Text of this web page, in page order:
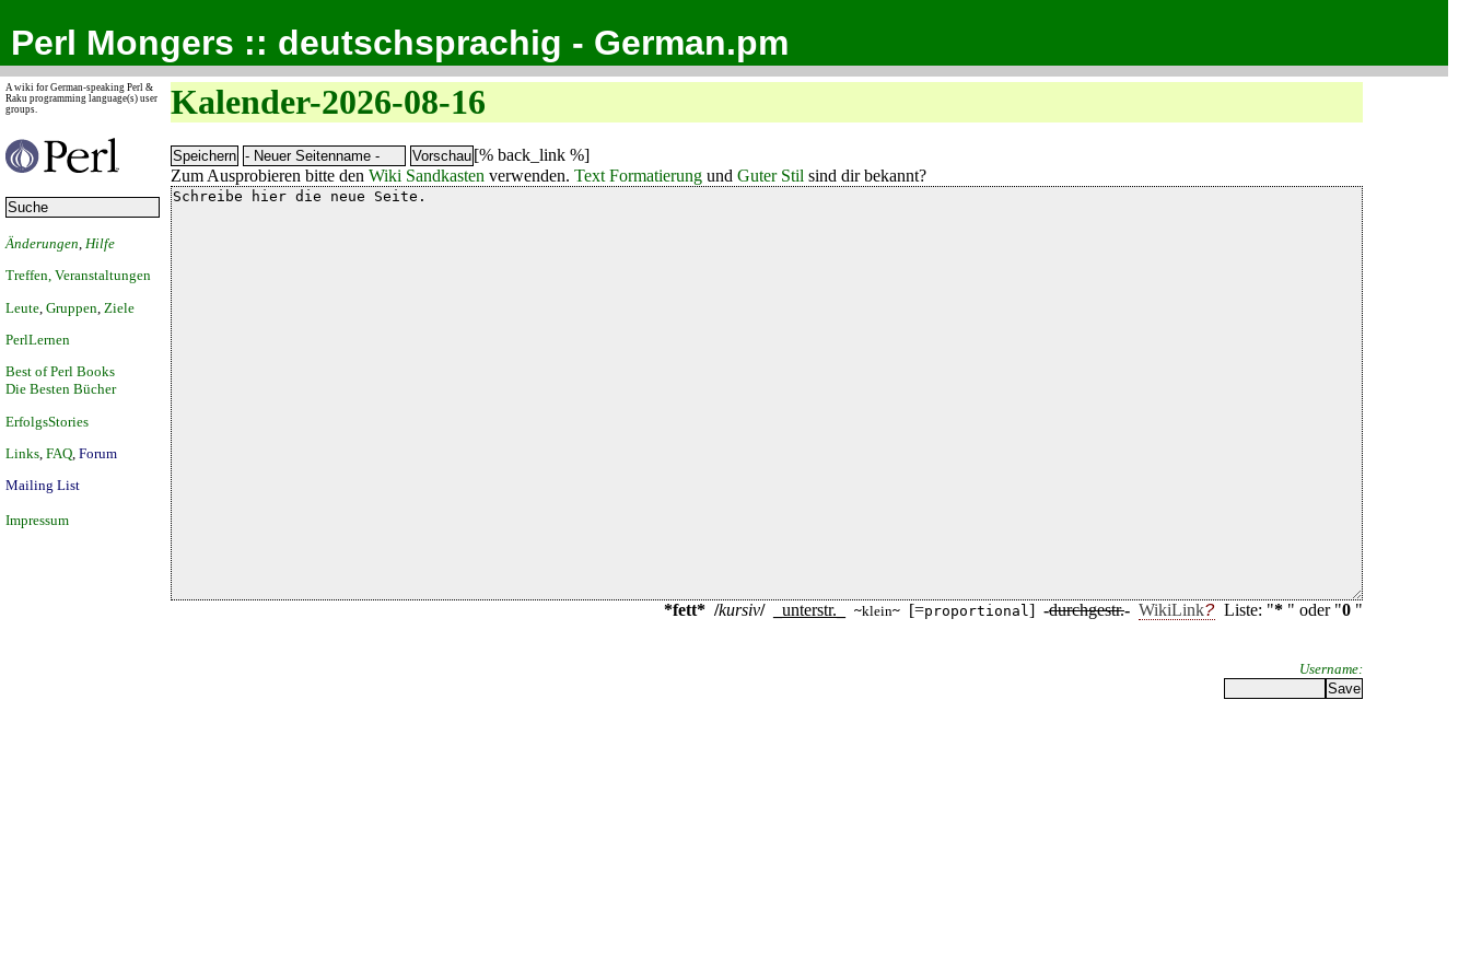
Perl Mongers :: deutschsprachig - German.pm
A wiki for German-speaking Perl &
Raku programming language(s) user
groups.
Änderungen Hilfe
Treffen, Veranstaltungen
Leute Gruppen Ziele
PerlLernen
Best of Perl Books
Die Besten Bücher
ErfolgsStories
Links FAQ Forum
Mailing List
Impressum
Kalender-2026-08-16
[% back_link %]
Zum Ausprobieren bitte den Wiki Sandkasten verwenden. Text Formatierung und Guter Stil sind dir bekannt?
*fett* /kursiv/ unterstr. ~klein~ [=proportional] -durchgestr.- WikiLink Liste: "* " oder "0 "
Username: